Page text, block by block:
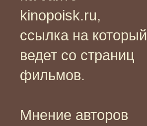
kinopoisk.ru,
ссылка на который
ведет со страниц
фильмов.
Мнение авторов